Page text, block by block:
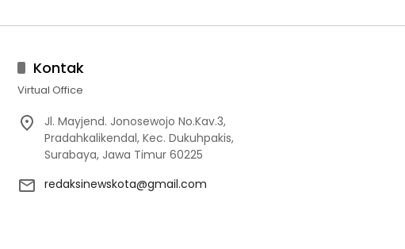
Kontak
Virtual Office
Jl. Mayjend. Jonosewojo No.Kav.3,
Pradahkalikendal, Kec. Dukuhpakis,
Surabaya, Jawa Timur 60225
redaksinewskota@gmail.com